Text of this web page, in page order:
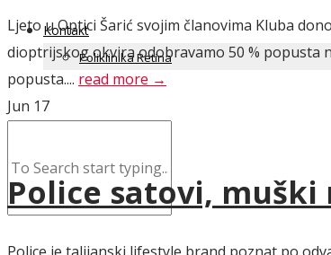
Kontakt
Poliklinika Retina
Ljeto u Optici Šarić svojim članovima Kluba
dioptrijskog okvira odobravamo 50 % popusta
popusta.... read more →
Jun 17
Police satovi, muški